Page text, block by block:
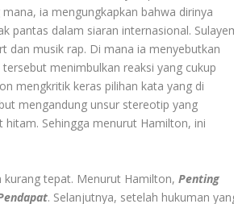
ia mengungkapkan bahwa dirinya
pantas dalam siaran internasional.
dan musik rap. Di mana ia menyebutkan
menimbulkan reaksi yang cukup
mengkritik keras pilihan kata yang di
mengandung unsur stereotip yang
Sehingga menurut Hamilton, ini
kurang tepat. Menurut Hamilton,Penting
. Selanjutnya, setelah hukuman